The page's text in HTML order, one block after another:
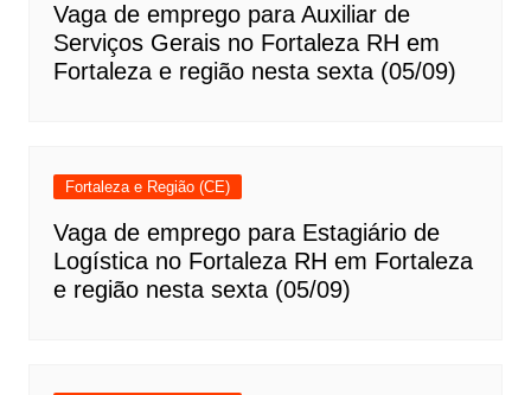
Vaga de emprego para Auxiliar de
Serviços Gerais no Fortaleza RH em
Fortaleza e região nesta sexta (05/09)
Fortaleza e Região (CE)
Vaga de emprego para Estagiário de
Logística no Fortaleza RH em Fortaleza
e região nesta sexta (05/09)